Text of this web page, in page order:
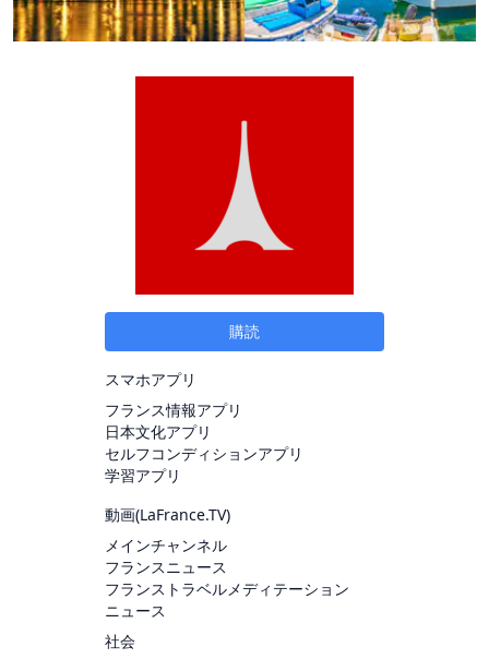
購読
スマホアプリ
フランス情報アプリ
日本文化アプリ
セルフコンディションアプリ
学習アプリ
動画(LaFrance.TV)
メインチャンネル
フランスニュース
フランストラベルメディテーション
ニュース
社会